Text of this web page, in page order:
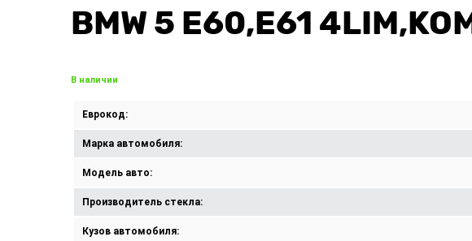
BMW 5 E60,E61
В наличии
Еврокод:
Марка автомобиля:
Модель авто:
Производитель стекла:
Кузов автомобиля: